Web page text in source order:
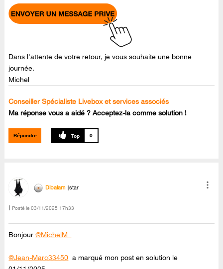
Dans l'attente de votre retour, je vous souhaite une bonne
journée.
Michel
Conseiller Spécialiste Livebox et services associés
Ma réponse vous a aidé ? Acceptez-la comme solution !
Répondre 0
Dibalam star
Posté le ‎03/11/2025 17h33
Bonjour@MichelM_
@Jean-Marc33450 a marqué mon post en solution le